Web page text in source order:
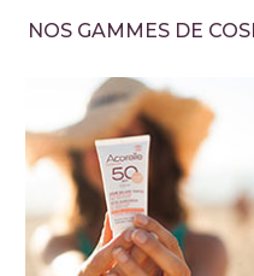
NOS GAMMES DE